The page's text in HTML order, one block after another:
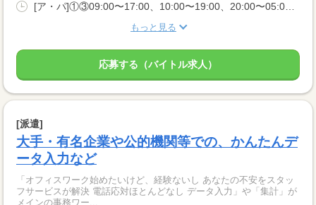
[ア・パ]①③09:00〜17:00、10:00〜19:00、20:00〜05:00、②10:00〜06:00
もっと見る
応募する（バイトル求人）
[派遣]
大手・有名企業や公的機関等での、かんたんデ
ータ入力など
「オフィスワーク始めたいけど、経験ないし あなたの不安をスタッ
フサービスが解決 電話応対ほとんどなし データ入力」や「集計」が
メインの事務ワー...